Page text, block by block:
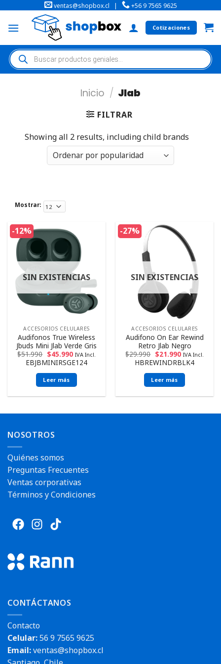
ventas@shopbox.cl | +56 9 7565 9625
Cotizaciones
Inicio / Jlab
FILTRAR
Showing all 2 results, including child brands
Mostrar:
-12%
SIN EXISTENCIAS
ACCESORIOS CELULARES
Audifonos True Wireless
Jbuds Mini Jlab Verde Gris
$51.990 $45.990 IVA Incl.
EBJBMINIRSGE124
Leer más
-27%
SIN EXISTENCIAS
ACCESORIOS CELULARES
Audifono On Ear Rewind
Retro Jlab Negro
$29.990 $21.990 IVA Incl.
HBREWINDRBLK4
Leer más
NOSOTROS
Quiénes somos
Preguntas Frecuentes
Ventas corporativas
Términos y Condiciones
CONTÁCTANOS
Contacto
Celular:56 9 7565 9625
Email:ventas@shopbox.cl